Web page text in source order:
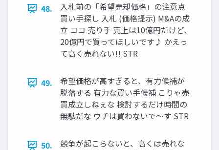
48.
入札前の「希望売却価格」の注意点
買い手探し 入札 (価格提示) M&Aの成
立 ココ 売り手 売上は10億円だけど、
20億円で買ってほしいです♪ かえっ
て高く売れない!! STR
49.
希望価格が高すぎると、有力候補が
脱落する 有力な買い手候補 こりゃ売
買成立しねぇな 検討するだけ時間の
無駄だな ウチは買わないで〜す STR
50.
競争が起こらないと、高くは売れな